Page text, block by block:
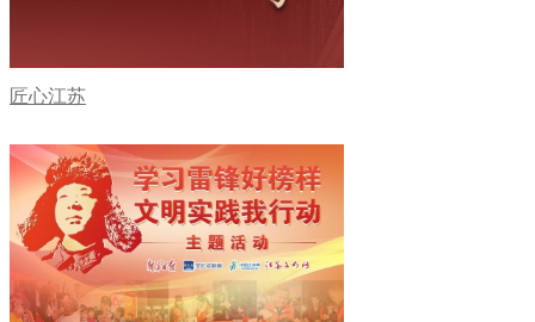
匠心江苏